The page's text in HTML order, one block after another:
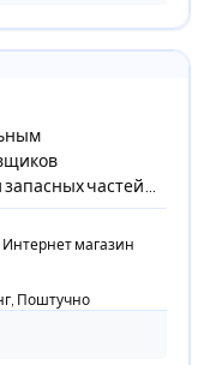
частей
магазин
Поштучно